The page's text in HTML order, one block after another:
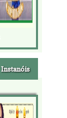
Instanóis